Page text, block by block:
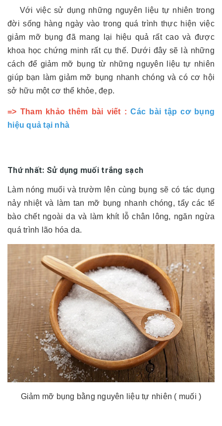
Với việc sử dụng những nguyên liệu tự nhiên trong
đời sống hàng ngày vào trong quá trình thực hiện việc
giảm mỡ bụng đã mang lại hiệu quả rất cao và được
khoa học chứng minh rất cụ thế. Dưới đây sẽ là những
cách để giảm mỡ bụng từ những nguyên liệu tự nhiên
giúp bạn làm giảm mỡ bụng nhanh chóng và có cơ hội
sở hữu một cơ thể khỏe, đẹp.
=> Tham khảo thêm bài viết : Các bài tập cơ bụng
hiệu quả tại nhà
Thứ nhất: Sử dụng muối trắng sạch
Làm nóng muối và trườm lên cùng bụng sẽ có tác dụng
nảy nhiệt và làm tan mỡ bụng nhanh chóng, tẩy các tế
bào chết ngoài da và làm khít lỗ chân lông, ngăn ngừa
quá trình lão hóa da.
Giảm mỡ bụng bằng nguyên liệu tự nhiên ( muối )